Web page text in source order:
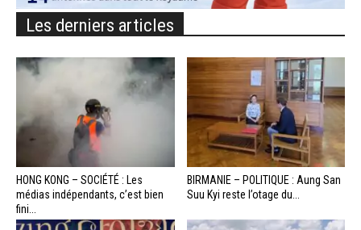
Les derniers articles
HONG KONG – SOCIÉTÉ : Les
médias indépendants, c’est bien
fini...
BIRMANIE – POLITIQUE : Aung San
Suu Kyi reste l’otage du...